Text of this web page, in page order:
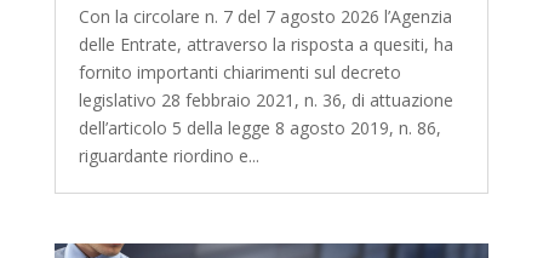
Con la circolare n. 7 del 7 agosto 2026 l’Agenzia
delle Entrate, attraverso la risposta a quesiti, ha
fornito importanti chiarimenti sul decreto
legislativo 28 febbraio 2021, n. 36, di attuazione
dell’articolo 5 della legge 8 agosto 2019, n. 86,
riguardante riordino e...